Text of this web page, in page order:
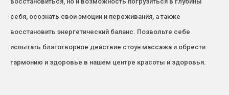
себя, осознать свои эмоции и переживания, а также
восстановить энергетический баланс. Позвольте себе
испытать благотворное действие стоун массажа и обрести
гармонию и здоровье в нашем центре красоты и здоровья.